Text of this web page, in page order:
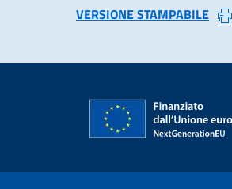
VERSIONE STAMPABILE